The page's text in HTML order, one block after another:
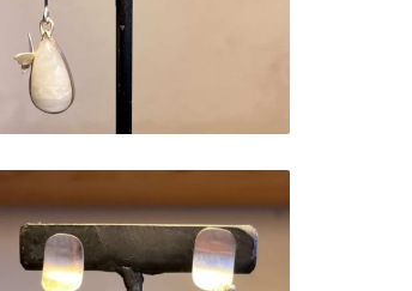
48,00 €
BRINCOS